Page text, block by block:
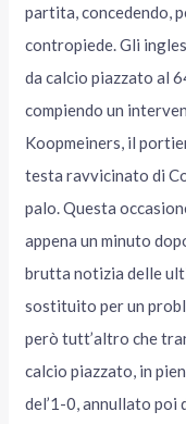
partita, concedendo,
contropiede. Gli
da calcio piazzato al
compiendo un
Koopmeiners, il
testa ravvicinato di
palo. Questa
appena un minuto
brutta notizia delle
sostituito per un
però tutt’altro che
calcio piazzato, in
del’1-0, annullato poi